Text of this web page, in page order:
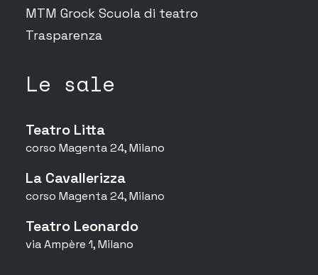
MTM Grock Scuola di teatro
Trasparenza
Le sale
Teatro Litta
corso Magenta 24, Milano
La Cavallerizza
corso Magenta 24, Milano
Teatro Leonardo
via Ampère 1, Milano